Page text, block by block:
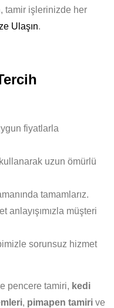
tamir işlerinizde her
Ulaşın.
fiyatlarla
uzun ömürlü
tamamlarız.
anlayışımızla müşteri
sorunsuz hizmet
pencere tamiri, kedi
, pimapen tamiri ve